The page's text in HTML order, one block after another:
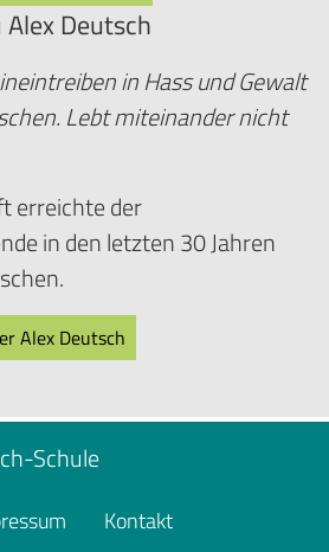
Deutsch
in Hass und Gewalt
Lebt miteinander nicht
erreichte der
in den letzten 30 Jahren
Alex Deutsch
Schule
Kontakt